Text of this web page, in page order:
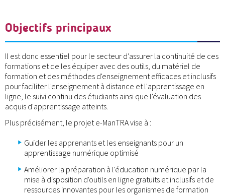
Objectifs principaux
Il est donc essentiel pour le secteur d’assurer la continuité de ces
formations et de les équiper avec des outils, du matériel de
formation et des méthodes d'enseignement efficaces et inclusifs
pour faciliter l'enseignement à distance et l'apprentissage en
ligne, le suivi continu des étudiants ainsi que l'évaluation des
acquis d'apprentissage atteints.
Plus précisément, le projet e-ManTRA vise à :
Guider les apprenants et les enseignants pour un
apprentissage numérique optimisé
Améliorer la préparation à l'éducation numérique par la
mise à disposition d'outils en ligne gratuits et inclusifs et de
ressources innovantes pour les organismes de formation